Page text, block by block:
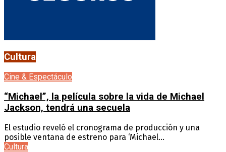
Cultura
Cine & Espectáculo
“Michael”, la película sobre la vida de Michael
Jackson, tendrá una secuela
El estudio reveló el cronograma de producción y una
posible ventana de estreno para ‘Michael...
Cultura